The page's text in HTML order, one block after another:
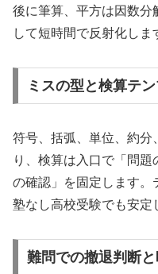
後に筆算、平方は因数分
して短時間で反射化しま
ミスの型と検算テ
符号、括弧、単位、約分
り、検算は入口で「問
の確認」を固定します。
塾なし高校受験でも安定
難問での撤退判断